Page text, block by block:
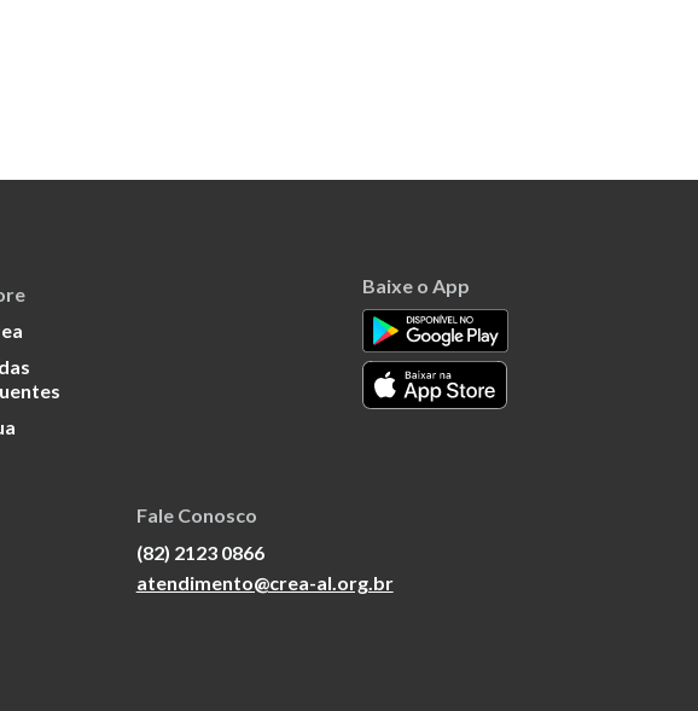
Baixe o App
Fale Conosco
(82) 2123 0866
atendimento@crea-al.org.br